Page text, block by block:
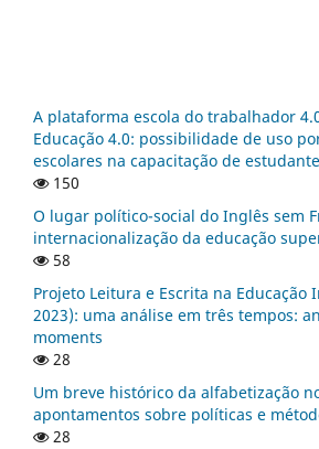
A plataforma escola do trabalhador
Educação 4.0: possibilidade de uso
escolares na capacitação de
150
O lugar político-social do Inglês sem
internacionalização da educação
58
Projeto Leitura e Escrita na Educação
2023): uma análise em três tempos:
moments
28
Um breve histórico da alfabetização
apontamentos sobre políticas e
28